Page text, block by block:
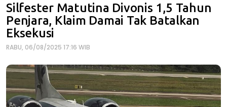
Silfester Matutina Divonis 1,5 Tahun
Penjara, Klaim Damai Tak Batalkan
Eksekusi
RABU, 06/08/2025 17:16 WIB